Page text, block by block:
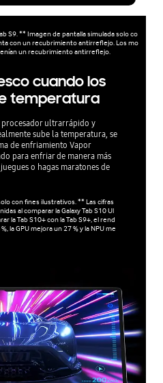
S9. ** Imagen de pantalla simulada solo co
con un recubrimiento antirreflejo. Los mo
un recubrimiento antirreflejo.
cuando los
temperatura
ultrarrápido y
sube la temperatura, se
de enfriamiento Vapor
para enfriar de manera más
o hagas maratones de
con fines ilustrativos. ** Las cifras
al comparar la Galaxy Tab S10 Ul
la Tab S10+ con la Tab S9+, el rend
la GPU mejora un 27 % y la NPU me